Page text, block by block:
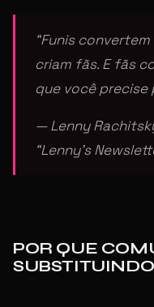
“Funis
criam fãs. E fãs
que você precise
— Lenny
“Lenny’s
POR QUE